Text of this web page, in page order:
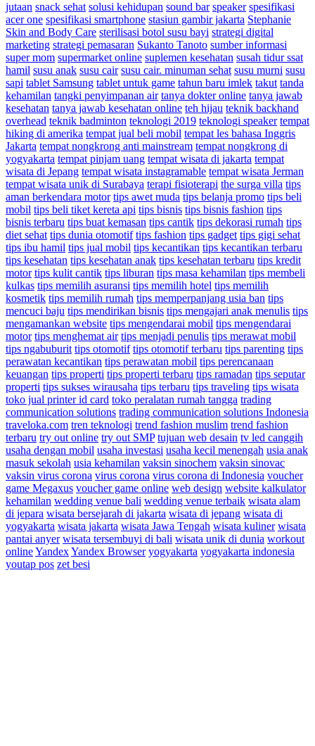
jutaan snack sehat solusi kehidupan sound bar speaker spesifikasi
acer one spesifikasi smartphone stasiun gambir jakarta Stephanie
Skin and Body Care sterilisasi botol susu bayi strategi digital
marketing strategi pemasaran Sukanto Tanoto sumber informasi
super mom supermarket online suplemen kesehatan susah tidur ssat
hamil susu anak susu cair susu cair. minuman sehat susu murni susu
sapi tablet Samsung tablet untuk game tahun baru imlek takut tanda
kehamilan tangki penyimpanan air tanya dokter online tanya jawab
kesehatan tanya jawab kesehatan online teh hijau teknik backhand
overhead teknik badminton teknologi 2019 teknologi speaker tempat
hiking di amerika tempat jual beli mobil tempat les bahasa Inggris
Jakarta tempat nongkrong anti mainstream tempat nongkrong di
yogyakarta tempat pinjam uang tempat wisata di jakarta tempat
wisata di Jepang tempat wisata instagramable tempat wisata Jerman
tempat wisata unik di Surabaya terapi fisioterapi the surga villa tips
aman berkendara motor tips awet muda tips belanja promo tips beli
mobil tips beli tiket kereta api tips bisnis tips bisnis fashion tips
bisnis terbaru tips buat kemasan tips cantik tips dekorasi rumah tips
diet sehat tips dunia otomotif tips fashion tips gadget tips gigi sehat
tips ibu hamil tips jual mobil tips kecantikan tips kecantikan terbaru
tips kesehatan tips kesehatan anak tips kesehatan terbaru tips kredit
motor tips kulit cantik tips liburan tips masa kehamilan tips membeli
kulkas tips memilih asuransi tips memilih hotel tips memilih
kosmetik tips memilih rumah tips memperpanjang usia ban tips
mencuci baju tips mendirikan bisnis tips mengajari anak menulis tips
mengamankan website tips mengendarai mobil tips mengendarai
motor tips menghemat air tips menjadi penulis tips merawat mobil
tips ngabuburit tips otomotif tips otomotif terbaru tips parenting tips
perawatan kecantikan tips perawatan mobil tips perencanaan
keuangan tips properti tips properti terbaru tips ramadan tips seputar
properti tips sukses wirausaha tips terbaru tips traveling tips wisata
toko jual printer id card toko peralatan rumah tangga trading
communication solutions trading communication solutions Indonesia
traveloka.com tren teknologi trend fashion muslim trend fashion
terbaru try out online try out SMP tujuan web desain tv led canggih
usaha dengan mobil usaha investasi usaha kecil menengah usia anak
masuk sekolah usia kehamilan vaksin sinochem vaksin sinovac
vaksin virus corona virus corona virus corona di Indonesia voucher
game Megaxus voucher game online web design website kalkulator
kehamilan wedding venue bali wedding venue terbaik wisata alam
di jepara wisata bersejarah di jakarta wisata di jepang wisata di
yogyakarta wisata jakarta wisata Jawa Tengah wisata kuliner wisata
pantai anyer wisata tersembuyi di bali wisata unik di dunia workout
onlineYandexYandex Browser yogyakarta yogyakarta indonesia
youtap pos zet besi